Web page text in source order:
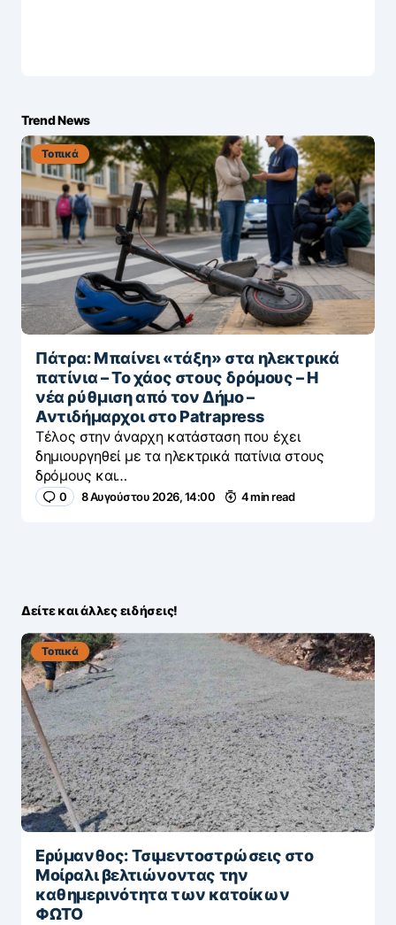
Trend News
Τοπικά
Πάτρα: Μπαίνει «τάξη» στα ηλεκτρικά
πατίνια – Το χάος στους δρόμους – Η
νέα ρύθμιση από τον Δήμο –
Αντιδήμαρχοι στο Patrapress
Τέλος στην άναρχη κατάσταση που έχει
δημιουργηθεί με τα ηλεκτρικά πατίνια στους
δρόμους και…
0 8 Αυγούστου 2026, 14:00 4 min read
Δείτε και άλλες ειδήσεις!
Τοπικά
Ερύμανθος: Τσιμεντοστρώσεις στο
Μοίραλι βελτιώνοντας την
καθημερινότητα των κατοίκων
ΦΩΤΟ